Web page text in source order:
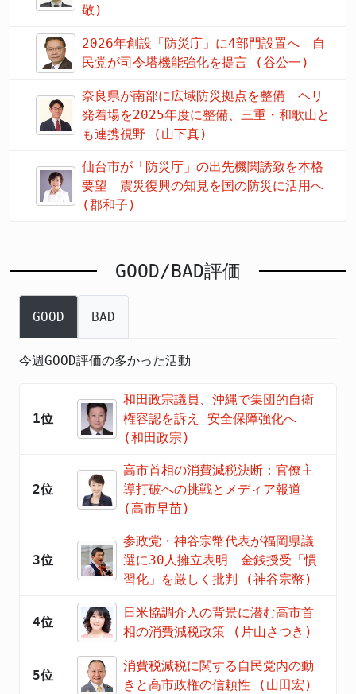
敬)
2026年創設「防災庁」に4部門設置へ 自
民党が司令塔機能強化を提言 (谷公一)
奈良県が南部に広域防災拠点を整備 ヘリ
発着場を2025年度に整備、三重・和歌山と
も連携視野 (山下真)
仙台市が「防災庁」の出先機関誘致を本格
要望 震災復興の知見を国の防災に活用へ
(郡和子)
GOOD/BAD評価
GOOD BAD
今週GOOD評価の多かった活動
1位
和田政宗議員、沖縄で集団的自衛
権容認を訴え 安全保障強化へ
(和田政宗)
2位
高市首相の消費減税決断：官僚主
導打破への挑戦とメディア報道
(高市早苗)
3位
参政党・神谷宗幣代表が福岡県議
選に30人擁立表明 金銭授受「慣
習化」を厳しく批判 (神谷宗幣)
4位
日米協調介入の背景に潜む高市首
相の消費減税政策 (片山さつき)
5位
消費税減税に関する自民党内の動
きと高市政権の信頼性 (山田宏)